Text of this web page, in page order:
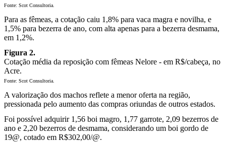
Fonte: Scot Consultoria.
Para as fêmeas, a cotação caiu 1,8% para vaca magra e novilha, e
1,5% para bezerra de ano, com alta apenas para a bezerra desmama,
em 1,2%.
Figura 2.
Cotação média da reposição com fêmeas Nelore - em R$/cabeça, no
Acre.
Fonte: Scot Consultoria.
A valorização dos machos reflete a menor oferta na região,
pressionada pelo aumento das compras oriundas de outros estados.
Foi possível adquirir 1,56 boi magro, 1,77 garrote, 2,09 bezerros de
ano e 2,20 bezerros de desmama, considerando um boi gordo de
19@, cotado em R$302,00/@.